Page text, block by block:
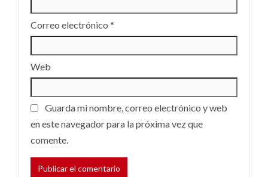
Correo electrónico *
Web
Guarda mi nombre, correo electrónico y web
en este navegador para la próxima vez que
comente.